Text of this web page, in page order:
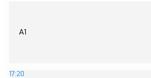
A1
17:20